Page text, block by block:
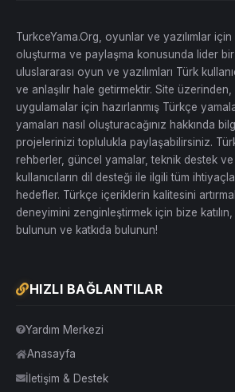
TurkceYama.Org, oyunlar ve yazılımlar
oluşturma ve paylaşma konusunda lider bir
uluslararası oyun ve yazılımları Türk
ve anlaşılır hale getirmektir. Site
uygulamalar için hazırlanmış Türkçe
yamaları nasıl oluşturacağınız hakkında
projelerinizi toplulukla paylaşabilirsiniz.
rehberler, güncel yamalar, teknik destek
kullanıcıların dil desteği ile ilgili tüm
hedefler. Türkçe içeriklerin kalitesini
deneyimini zenginleştirmek için bize
bulunun ve katkıda bulunun!
HIZLI BAĞLANTILAR
Yardım Merkezi
Anasayfa
İletişim & Destek